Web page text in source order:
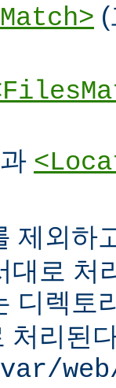
과
제외하
대로 처
디렉토
처리된